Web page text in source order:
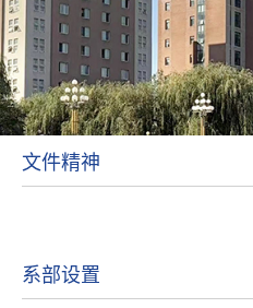
况
设
理
置
作
业
训
文件精神
系部设置